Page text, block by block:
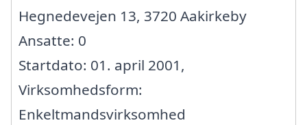
Hegnedevejen 13, 3720 Aakirkeby
Ansatte: 0
Startdato: 01. april 2001,
Virksomhedsform:
Enkeltmandsvirksomhed